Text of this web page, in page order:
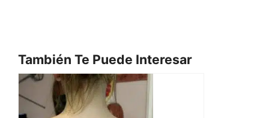
También Te Puede Interesar